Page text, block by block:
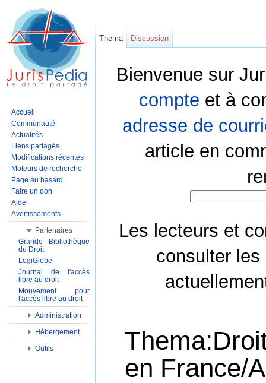
Bienvenue sur
compte et à
adresse de
article en
Les lecteurs et
consulter les
en France/
Thema Discussion
Accueil
Communauté
Actualités
Liens partagés
Modifications récentes
Moteurs de recherche
Page au hasard
Faire un don
Aide
Avertissements
Partenaires
Grande Bibliothèque
du Droit
LegiGlobe
Journal de l'accès
libre au droit
Mouvement pour
l'accès libre au droit
Administration
Hébergement
Outils